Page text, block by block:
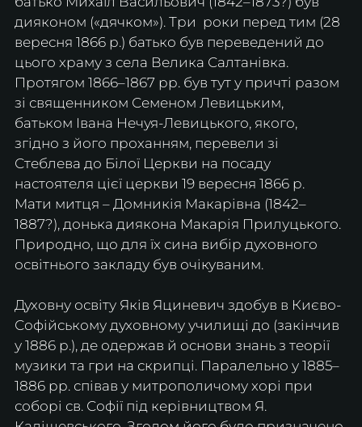
дияконом («дячком»). Три  роки перед тим (28
вересня 1866 р.) батько був переведений до
цього храму з села Велика Салтанівка.
Протягом 1866–1867 рр. був тут у причті разом
зі священником Семеном Левицьким,
батьком Івана Нечуя-Левицького, якого,
згідно з його проханням, перевели зі
Стеблева до Білої Церкви на посаду
настоятеля цієї церкви 19 вересня 1866 р.
Мати митця – Домникія Макарівна (1842–
1887?), донька диякона Макарія Прилуцького.
Природно, що для їх сина вибір духовного
освітнього закладу був очікуваним.
Духовну освіту Яків Яциневич здобув в Києво-
Софійському духовному училищі до (закінчив
у 1886 р.), де одержав й основи знань з теорії
музики та гри на скрипці. Паралельно у 1885–
1886 рр. співав у митрополичому хорі при
соборі св. Софії під керівництвом Я.